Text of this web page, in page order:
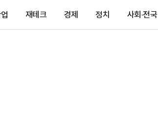
재테크 경제 정치 사회·전국